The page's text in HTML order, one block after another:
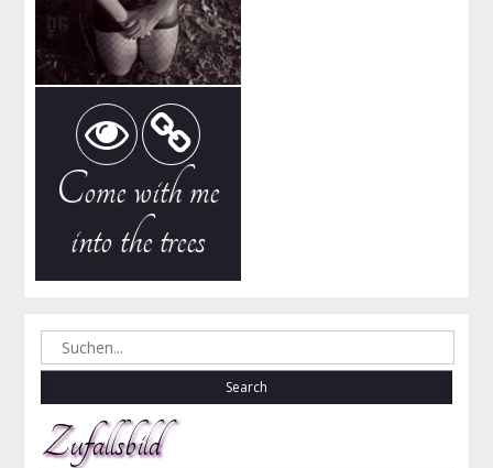
Come with me
into the trees
Search
for:
Zufallsbild